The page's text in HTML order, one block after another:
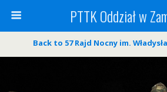
PTTK Oddział w
Back to 57 Rajd Nocny im.